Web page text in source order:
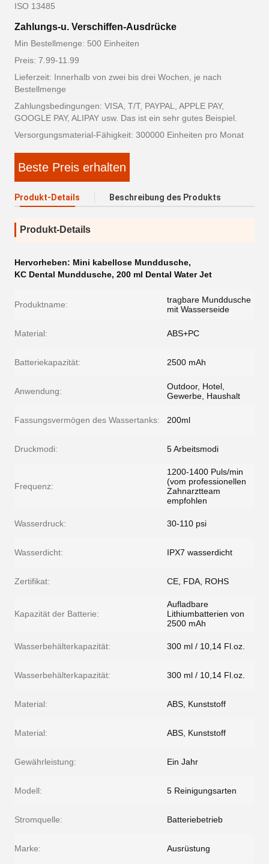
ISO 13485
Zahlungs-u. Verschiffen-Ausdrücke
Min Bestellmenge: 500 Einheiten
Preis: 7.99-11.99
Lieferzeit: Innerhalb von zwei bis drei Wochen, je nach
Bestellmenge
Zahlungsbedingungen: VISA, T/T, PAYPAL, APPLE PAY,
GOOGLE PAY, ALIPAY usw. Das ist ein sehr gutes Beispiel.
Versorgungsmaterial-Fähigkeit: 300000 Einheiten pro Monat
Beste Preis erhalten
Produkt-Details Beschreibung des Produkts
Produkt-Details
Hervorheben: Mini kabellose Munddusche,
KC Dental Munddusche, 200 ml Dental Water Jet
Produktname:
tragbare Munddusche
mit Wasserseide
Material: ABS+PC
Batteriekapazität: 2500 mAh
Anwendung:
Outdoor, Hotel,
Gewerbe, Haushalt
Fassungsvermögen des Wassertanks: 200ml
Druckmodi: 5 Arbeitsmodi
Frequenz:
1200-1400 Puls/min
(vom professionellen
Zahnarztteam
empfohlen
Wasserdruck: 30-110 psi
Wasserdicht: IPX7 wasserdicht
Zertifikat: CE, FDA, ROHS
Kapazität der Batterie:
Aufladbare
Lithiumbatterien von
2500 mAh
Wasserbehälterkapazität: 300 ml / 10,14 Fl.oz.
Wasserbehälterkapazität: 300 ml / 10,14 Fl.oz.
Material: ABS, Kunststoff
Material: ABS, Kunststoff
Gewährleistung: Ein Jahr
Modell: 5 Reinigungsarten
Stromquelle: Batteriebetrieb
Marke: Ausrüstung